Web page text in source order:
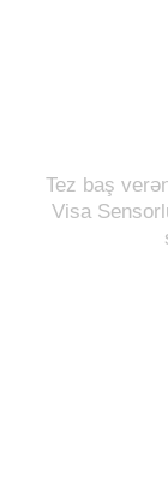
Tez baş
Visa